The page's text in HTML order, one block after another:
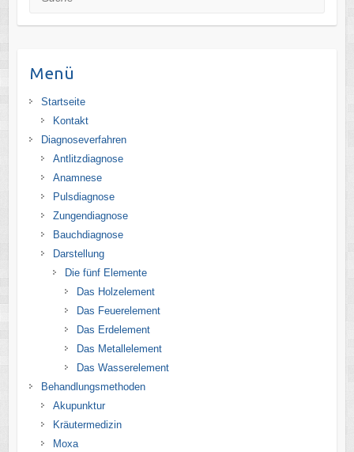
Menü
Startseite
Kontakt
Diagnoseverfahren
Antlitzdiagnose
Anamnese
Pulsdiagnose
Zungendiagnose
Bauchdiagnose
Darstellung
Die fünf Elemente
Das Holzelement
Das Feuerelement
Das Erdelement
Das Metallelement
Das Wasserelement
Behandlungsmethoden
Akupunktur
Kräutermedizin
Moxa